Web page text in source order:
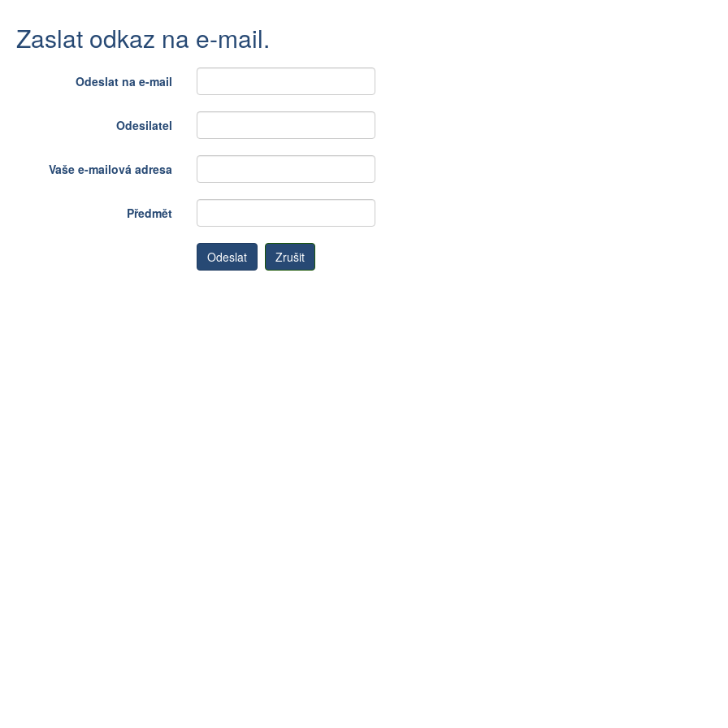
Zaslat odkaz na e-mail.
Odeslat na e-mail
Odesilatel
Vaše e-mailová adresa
Předmět
Odeslat Zrušit